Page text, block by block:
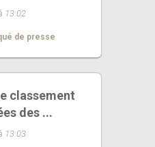
13:02
de presse
classement
des ...
13:03